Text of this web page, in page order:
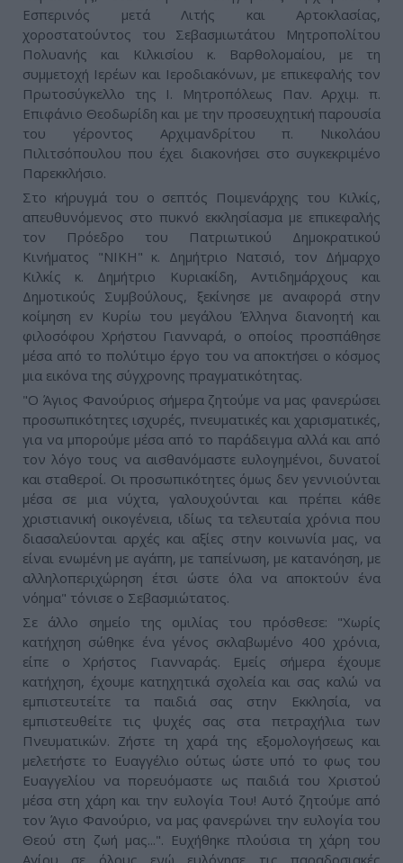
Εσπερινός μετά Λιτής και Αρτοκλασίας,
χοροστατούντος του Σεβασμιωτάτου Μητροπολίτου
Πολυανής και Κιλκισίου κ. Βαρθολομαίου, με τη
συμμετοχή Ιερέων και Ιεροδιακόνων, με επικεφαλής τον
Πρωτοσύγκελλο της Ι. Μητροπόλεως Παν. Αρχιμ. π.
Επιφάνιο Θεοδωρίδη και με την προσευχητική παρουσία
του γέροντος Αρχιμανδρίτου π. Νικολάου
Πιλιτσόπουλου που έχει διακονήσει στο συγκεκριμένο
Παρεκκλήσιο.
Στο κήρυγμά του ο σεπτός Ποιμενάρχης του Κιλκίς,
απευθυνόμενος στο πυκνό εκκλησίασμα με επικεφαλής
τον Πρόεδρο του Πατριωτικού Δημοκρατικού
Κινήματος "ΝΙΚΗ" κ. Δημήτριο Νατσιό, τον Δήμαρχο
Κιλκίς κ. Δημήτριο Κυριακίδη, Αντιδημάρχους και
Δημοτικούς Συμβούλους, ξεκίνησε με αναφορά στην
κοίμηση εν Κυρίω του μεγάλου Έλληνα διανοητή και
φιλοσόφου Χρήστου Γιανναρά, ο οποίος προσπάθησε
μέσα από το πολύτιμο έργο του να αποκτήσει ο κόσμος
μια εικόνα της σύγχρονης πραγματικότητας.
"Ο Άγιος Φανούριος σήμερα ζητούμε να μας φανερώσει
προσωπικότητες ισχυρές, πνευματικές και χαρισματικές,
για να μπορούμε μέσα από το παράδειγμα αλλά και από
τον λόγο τους να αισθανόμαστε ευλογημένοι, δυνατοί
και σταθεροί. Οι προσωπικότητες όμως δεν γεννιούνται
μέσα σε μια νύχτα, γαλουχούνται και πρέπει κάθε
χριστιανική οικογένεια, ιδίως τα τελευταία χρόνια που
διασαλεύονται αρχές και αξίες στην κοινωνία μας, να
είναι ενωμένη με αγάπη, με ταπείνωση, με κατανόηση, με
αλληλοπεριχώρηση έτσι ώστε όλα να αποκτούν ένα
νόημα" τόνισε ο Σεβασμιώτατος.
Σε άλλο σημείο της ομιλίας του πρόσθεσε: "Χωρίς
κατήχηση σώθηκε ένα γένος σκλαβωμένο 400 χρόνια,
είπε ο Χρήστος Γιανναράς. Εμείς σήμερα έχουμε
κατήχηση, έχουμε κατηχητικά σχολεία και σας καλώ να
εμπιστευτείτε τα παιδιά σας στην Εκκλησία, να
εμπιστευθείτε τις ψυχές σας στα πετραχήλια των
Πνευματικών. Ζήστε τη χαρά της εξομολογήσεως και
μελετήστε το Ευαγγέλιο ούτως ώστε υπό το φως του
Ευαγγελίου να πορευόμαστε ως παιδιά του Χριστού
μέσα στη χάρη και την ευλογία Του! Αυτό ζητούμε από
τον Άγιο Φανούριο, να μας φανερώνει την ευλογία του
Θεού στη ζωή μας...". Ευχήθηκε πλούσια τη χάρη του